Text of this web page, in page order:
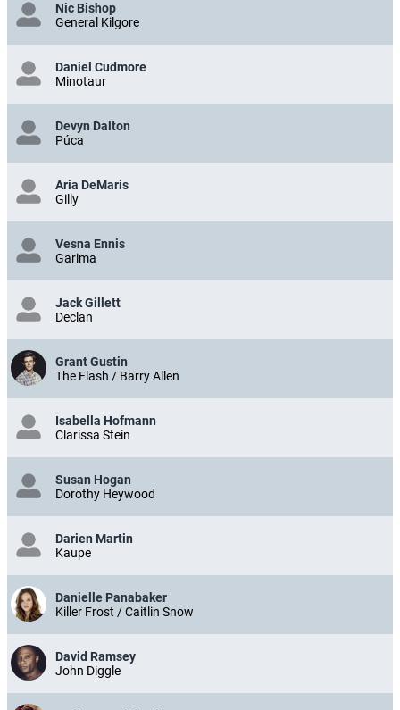
Nic Bishop
General Kilgore
Daniel Cudmore
Minotaur
Devyn Dalton
Púca
Aria DeMaris
Gilly
Vesna Ennis
Garima
Jack Gillett
Declan
Grant Gustin
The Flash / Barry Allen
Isabella Hofmann
Clarissa Stein
Susan Hogan
Dorothy Heywood
Darien Martin
Kaupe
Danielle Panabaker
Killer Frost / Caitlin Snow
David Ramsey
John Diggle